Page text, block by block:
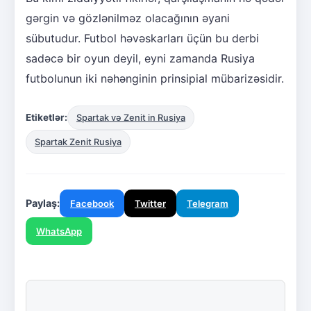
gərgin və gözlənilməz olacağının əyani
sübutudur. Futbol həvəskarları üçün bu derbi
sadəcə bir oyun deyil, eyni zamanda Rusiya
futbolunun iki nəhənginin prinsipial mübarizəsidir.
Etiketlər: Spartak və Zenit in Rusiya
Spartak Zenit Rusiya
Paylaş: Facebook Twitter Telegram
WhatsApp